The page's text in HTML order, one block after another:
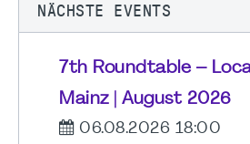
NÄCHSTE EVENTS
7th Roundtable –
Mainz | August 2026
06.08.2026 18:00